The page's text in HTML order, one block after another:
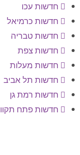
חדשות עכו
חדשות כרמיאל
חדשות טבריה
חדשות צפת
חדשות מעלות
חדשות תל אביב
חדשות רמת גן
חדשות פתח